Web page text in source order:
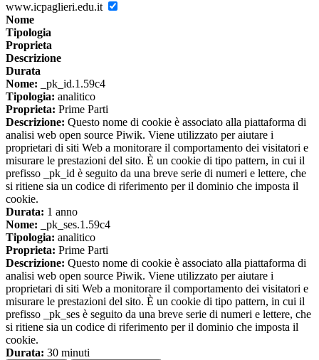
www.icpaglieri.edu.it
Nome
Tipologia
Proprieta
Descrizione
Durata
Nome: _pk_id.1.59c4
Tipologia: analitico
Proprieta: Prime Parti
Descrizione: Questo nome di cookie è associato alla piattaforma di
analisi web open source Piwik. Viene utilizzato per aiutare i
proprietari di siti Web a monitorare il comportamento dei visitatori e
misurare le prestazioni del sito. È un cookie di tipo pattern, in cui il
prefisso _pk_id è seguito da una breve serie di numeri e lettere, che
si ritiene sia un codice di riferimento per il dominio che imposta il
cookie.
Durata: 1 anno
Nome: _pk_ses.1.59c4
Tipologia: analitico
Proprieta: Prime Parti
Descrizione: Questo nome di cookie è associato alla piattaforma di
analisi web open source Piwik. Viene utilizzato per aiutare i
proprietari di siti Web a monitorare il comportamento dei visitatori e
misurare le prestazioni del sito. È un cookie di tipo pattern, in cui il
prefisso _pk_ses è seguito da una breve serie di numeri e lettere, che
si ritiene sia un codice di riferimento per il dominio che imposta il
cookie.
Durata: 30 minuti